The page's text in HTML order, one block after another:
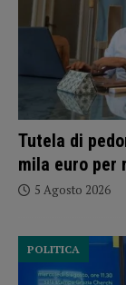
Tutela di
mila euro per
5 Agosto 2026
POLITICA